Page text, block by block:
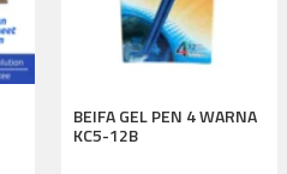
BEIFA GEL PEN 4 WARNA
KC5-12B